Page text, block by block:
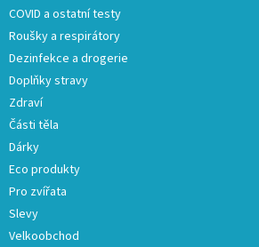
COVID a ostatní testy
Roušky a respirátory
Dezinfekce a drogerie
Doplňky stravy
Zdraví
Části těla
Dárky
Eco produkty
Pro zvířata
Slevy
Velkoobchod